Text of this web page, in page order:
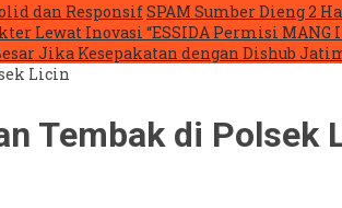
dan ResponsifSPAM Sumber Dieng 2
Lewat Inovasi “ESSIDA Permisi MANG
Jika Kesepakatan dengan Dishub
Licin
Tembak di Polsek